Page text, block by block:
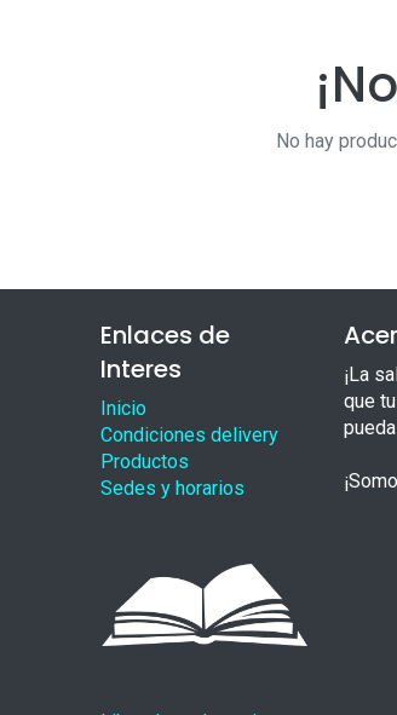
No hay
Enlaces de
Interes
Inicio
Condiciones delivery
Productos
Sedes y horarios
¡La
que